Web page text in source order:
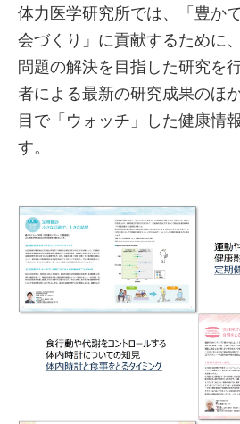
体力医学研究所では、「豊か
会づくり」に貢献するために
問題の解決を目指した研究を
者による最新の研究成果のほ
目で「ウォッチ」した健康情
す。